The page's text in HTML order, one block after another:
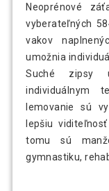
Neoprénové
vyberateľných
vakov
umožnia
Suché zipsy
individuálnym
lemovanie sú
lepšiu
tomu sú
gymnastiku,